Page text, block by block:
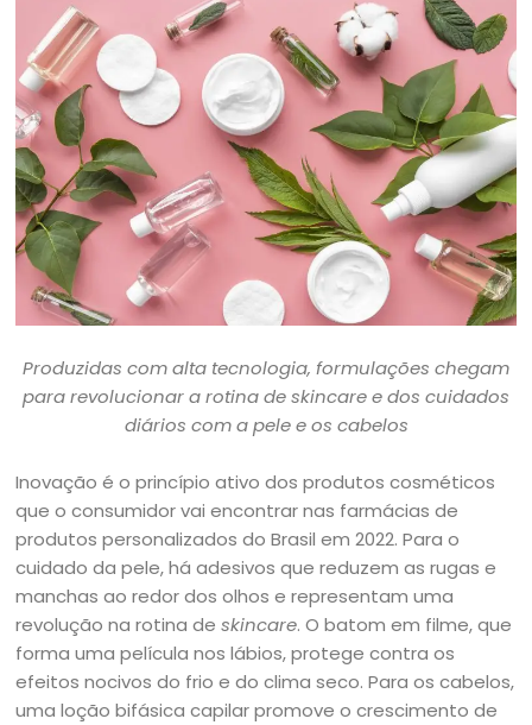
Produzidas com alta tecnologia, formulações chegam
para revolucionar a rotina de skincare e dos cuidados
diários com a pele e os cabelos
Inovação é o princípio ativo dos produtos cosméticos
que o consumidor vai encontrar nas farmácias de
produtos personalizados do Brasil em 2022. Para o
cuidado da pele, há adesivos que reduzem as rugas e
manchas ao redor dos olhos e representam uma
revolução na rotina deskincare. O batom em filme, que
forma uma película nos lábios, protege contra os
efeitos nocivos do frio e do clima seco. Para os cabelos,
uma loção bifásica capilar promove o crescimento de